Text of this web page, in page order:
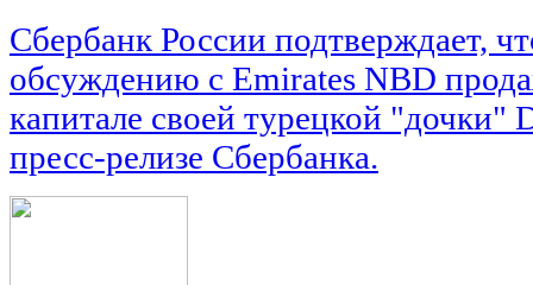
Сбербанк России подтверждает,
обсуждению с Emirates NBD
капитале своей турецкой "дочки"
пресс-релизе Сбербанка.